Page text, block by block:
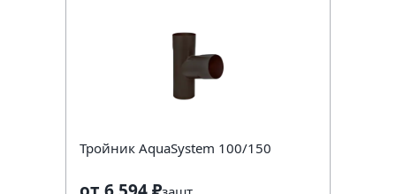
Тройник AquaSystem 100/150